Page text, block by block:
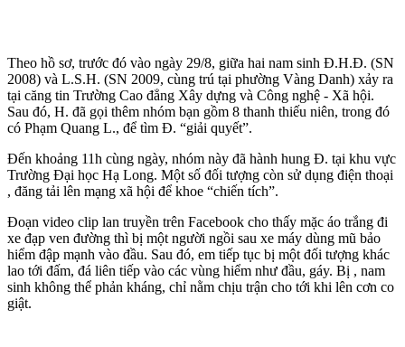
Theo hồ sơ, trước đó vào ngày 29/8, giữa hai nam sinh Đ.H.Đ. (SN
2008) và L.S.H. (SN 2009, cùng trú tại phường Vàng Danh) xảy ra
tại căng tin Trường Cao đẳng Xây dựng và Công nghệ - Xã hội.
Sau đó, H. đã gọi thêm nhóm bạn gồm 8 thanh thiếu niên, trong đó
có Phạm Quang L., để tìm Đ. “giải quyết”.
Đến khoảng 11h cùng ngày, nhóm này đã hành hung Đ. tại khu vực
Trường Đại học Hạ Long. Một số đối tượng còn sử dụng điện thoại
, đăng tải lên mạng xã hội để khoe “chiến tích”.
Đoạn video clip lan truyền trên Facebook cho thấy mặc áo trắng đi
xe đạp ven đường thì bị một người ngồi sau xe máy dùng mũ bảo
hiểm đập mạnh vào đầu. Sau đó, em tiếp tục bị một đối tượng khác
lao tới đấm, đá liên tiếp vào các vùng hiểm như đầu, gáy. Bị , nam
sinh không thể phản kháng, chỉ nằm chịu trận cho tới khi lên cơn co
giật.